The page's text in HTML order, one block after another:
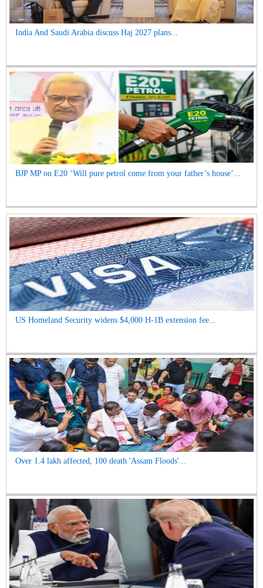
India And Saudi Arabia discuss Haj 2027 plans...
BJP MP on E20 ‘Will pure petrol come from your father’s house’...
US Homeland Security widens $4,000 H-1B extension fee...
Over 1.4 lakh affected, 100 death 'Assam Floods'...